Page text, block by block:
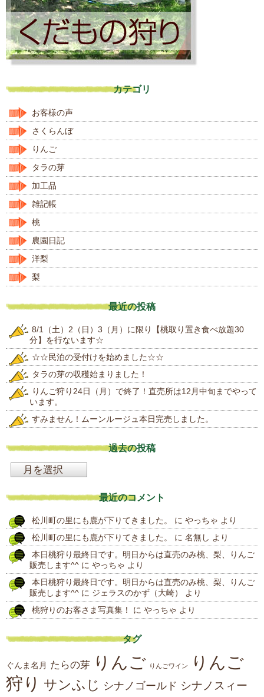
カテゴリ
お客様の声
さくらんぼ
りんご
タラの芽
加工品
雑記帳
桃
農園日記
洋梨
梨
最近の投稿
8/1（土）2（日）3（月）に限り【桃取り置き食べ放題30
分】を行ないます☆
☆☆民泊の受付けを始めました☆☆
タラの芽の収穫始まりました！
りんご狩り24日（月）で終了！直売所は12月中旬までやって
います。
すみません！ムーンルージュ本日完売しました。
過去の投稿
投
稿
最近のコメント
松川町の里にも鹿が下りてきました。 に やっちゃ より
松川町の里にも鹿が下りてきました。
に 名無し より
本日桃狩り最終日です。明日からは直売のみ桃、梨、りんご
販売します^^ に やっちゃ より
本日桃狩り最終日です。明日からは直売のみ桃、梨、りんご
販売します^^ に ジェラスのかず（大崎）
より
桃狩りのお客さま写真集！
に やっちゃ より
タグ
ぐんま名月 たらの芽 りんご りんごワイン
りんご
狩り サンふじ シナノゴールド シナノスィー